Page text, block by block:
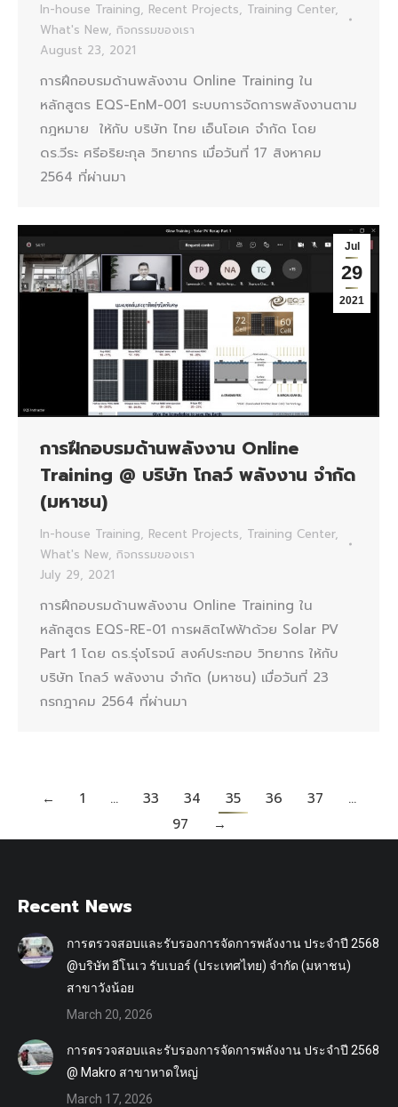
In-house Training, Recent Projects, Training Center,
What's New, กิจกรรมของเรา
August 23, 2021
การฝึกอบรมด้านพลังงาน Online Training ใน
หลักสูตร EQS-EnM-001 ระบบการจัดการพลังงานตาม
กฎหมาย ให้กับ บริษัท ไทย เอ็นโอเค จำกัด โดย
ดร.วีระ ศรีอริยะกุล วิทยากร เมื่อวันที่ 17 สิงหาคม
2564 ที่ผ่านมา
Jul
29
2021
การฝึกอบรมด้านพลังงาน Online
Training @ บริษัท โกลว์ พลังงาน จำกัด
(มหาชน)
In-house Training, Recent Projects, Training Center,
What's New, กิจกรรมของเรา
July 29, 2021
การฝึกอบรมด้านพลังงาน Online Training ใน
หลักสูตร EQS-RE-01 การผลิตไฟฟ้าด้วย Solar PV
Part 1 โดย ดร.รุ่งโรจน์ สงค์ประกอบ วิทยากร ให้กับ
บริษัท โกลว์ พลังงาน จำกัด (มหาชน) เมื่อวันที่ 23
กรกฎาคม 2564 ที่ผ่านมา
← 1 … 33 34 35 36 37
…
97
→
Recent News
การตรวจสอบและรับรองการจัดการพลังงาน ประจำปี 2568
@บริษัท อีโนเว รับเบอร์ (ประเทศไทย) จำกัด (มหาชน)
สาขาวังน้อย
March 20, 2026
การตรวจสอบและรับรองการจัดการพลังงาน ประจำปี 2568
@ Makro สาขาหาดใหญ่
March 17, 2026